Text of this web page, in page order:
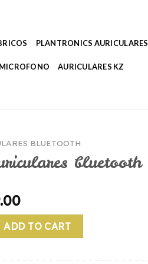
PLANTRONICS AURICULARES
AURICULARES KZ
BLUETOOTH
bluetooth
bluetooth quantity
ADD TO CART